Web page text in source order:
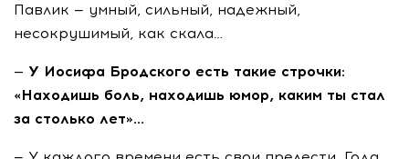
Павлик — умный, сильный, надежный,
несокрушимый, как скала…
— У Иосифа Бродского есть такие строчки:
«Находишь боль, находишь юмор, каким ты стал
за столько лет»…